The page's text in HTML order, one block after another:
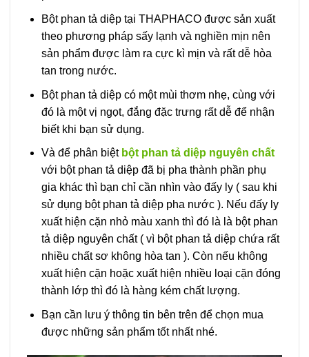
Bột phan tả diệp tại THAPHACO được sản xuất
theo phương pháp sấy lạnh và nghiền mịn nên
sản phẩm được làm ra cực kì mịn và rất dễ hòa
tan trong nước.
Bột phan tả diệp có một mùi thơm nhẹ, cùng với
đó là một vị ngọt, đắng đặc trưng rất dễ để nhận
biết khi bạn sử dụng.
Và để phân biệt bột phan tả diệp nguyên chất
với bột phan tả diệp đã bị pha thành phần phụ
gia khác thì bạn chỉ cần nhìn vào đấy ly ( sau khi
sử dụng bột phan tả diệp pha nước ). Nếu đấy ly
xuất hiện cặn nhỏ màu xanh thì đó là là bột phan
tả diệp nguyên chất ( vì bột phan tả diệp chứa rất
nhiều chất sơ không hòa tan ). Còn nếu không
xuất hiện cặn hoặc xuất hiện nhiều loại cặn đóng
thành lớp thì đó là hàng kém chất lượng.
Bạn cần lưu ý thông tin bên trên để chọn mua
được những sản phẩm tốt nhất nhé.